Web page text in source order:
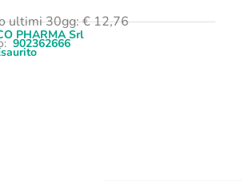
ultimi 30gg:€12,76
PHARMA Srl
902362666